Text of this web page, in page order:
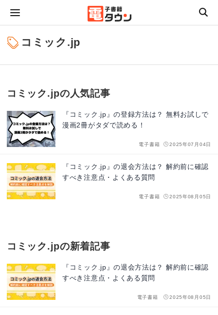
コミック.jp
コミック.jpの人気記事
『コミック.jp』の登録方法は？ 無料お試しで
漫画2冊がタダで読める！
電子書籍 2025年07月04日
『コミック.jp』の退会方法は？ 解約前に確認
すべき注意点・よくある質問
電子書籍 2025年08月05日
コミック.jpの新着記事
『コミック.jp』の退会方法は？ 解約前に確認
すべき注意点・よくある質問
電子書籍 2025年08月05日